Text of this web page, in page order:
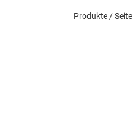
Produkte / Seite